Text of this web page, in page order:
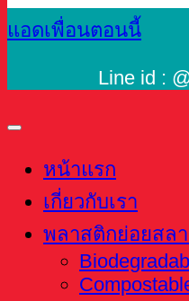
แอดเพื่อนตอนนี้
Line id :
หน้าแรก
เกี่ยวกับเรา
พลาสติกย่อยสล